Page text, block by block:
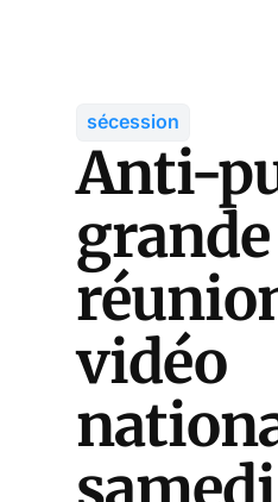
sécession
Anti-
grande
vidéo